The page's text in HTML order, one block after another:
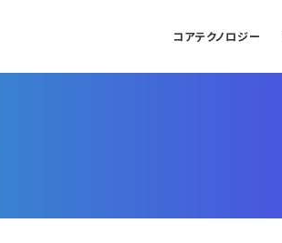
コアテクノロジー